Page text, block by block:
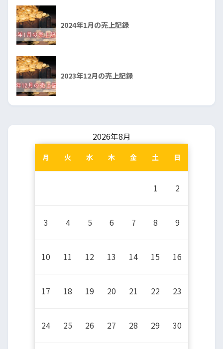
2024年1月の売上記録
2023年12月の売上記録
2026年8月
月 火 水 木 金 土 日
1 2
3 4 5 6 7 8 9
10 11 12 13 14 15 16
17 18 19 20 21 22 23
24 25 26 27 28 29 30